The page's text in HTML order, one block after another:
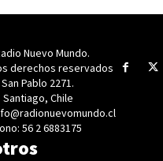
Nuevo Mundo.
derechos reservados
San Pablo 2271.
Santiago, Chile
56 2 6883175